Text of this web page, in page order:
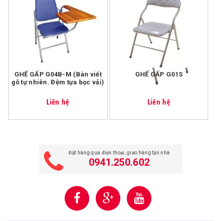
Với đơn hàng <=200k, chúng tôi tính phí vận chuyển cho
mỗi đơn hàng là 20k.
GHẾ GẤP G04B-M (Bàn viết
gỗ tự nhiên. Đệm tựa bọc vải)
Liên hệ
GHẾ GẤP G01S
Liên hệ
Đặt hàng qua điện thoại, giao hàng tận nhà
0941.250.602